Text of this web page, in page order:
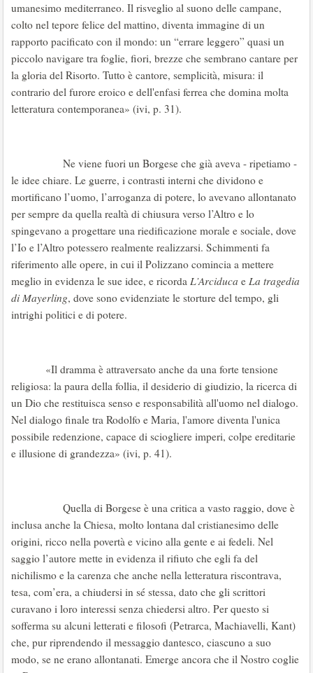
umanesimo mediterraneo. Il risveglio al suono delle campane,
colto nel tepore felice del mattino, diventa immagine di un
rapporto pacificato con il mondo: un “errare leggero” quasi un
piccolo navigare tra foglie, fiori, brezze che sembrano cantare per
la gloria del Risorto. Tutto è cantore, semplicità, misura: il
contrario del furore eroico e dell'enfasi ferrea che domina molta
letteratura contemporanea» (ivi, p. 31).
Ne viene fuori un Borgese che già aveva - ripetiamo -
le idee chiare. Le guerre, i contrasti interni che dividono e
mortificano l’uomo, l’arroganza di potere, lo avevano allontanato
per sempre da quella realtà di chiusura verso l’Altro e lo
spingevano a progettare una riedificazione morale e sociale, dove
l’Io e l’Altro potessero realmente realizzarsi. Schimmenti fa
riferimento alle opere, in cui il Polizzano comincia a mettere
meglio in evidenza le sue idee, e ricorda L’Arciduca e La tragedia
di Mayerling, dove sono evidenziate le storture del tempo, gli
intrighi politici e di potere.
«Il dramma è attraversato anche da una forte tensione
religiosa: la paura della follia, il desiderio di giudizio, la ricerca di
un Dio che restituisca senso e responsabilità all'uomo nel dialogo.
Nel dialogo finale tra Rodolfo e Maria, l'amore diventa l'unica
possibile redenzione, capace di sciogliere imperi, colpe ereditarie
e illusione di grandezza» (ivi, p. 41).
Quella di Borgese è una critica a vasto raggio, dove è
inclusa anche la Chiesa, molto lontana dal cristianesimo delle
origini, ricco nella povertà e vicino alla gente e ai fedeli. Nel
saggio l’autore mette in evidenza il rifiuto che egli fa del
nichilismo e la carenza che anche nella letteratura riscontrava,
tesa, com’era, a chiudersi in sé stessa, dato che gli scrittori
curavano i loro interessi senza chiedersi altro. Per questo si
sofferma su alcuni letterati e filosofi (Petrarca, Machiavelli, Kant)
che, pur riprendendo il messaggio dantesco, ciascuno a suo
modo, se ne erano allontanati. Emerge ancora che il Nostro coglie